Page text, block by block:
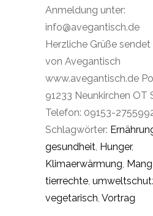
Anmeldung unter:
info@avegantisch.de
Herzliche Grüße
von Avegantisch
www.avegantisch.de
91233 Neunkirchen OT
Telefon: 09153-
Schlagwörter:
gesundheit Hunger,
Klimaerwärmung
tierrechte
vegetarisch Vortrag